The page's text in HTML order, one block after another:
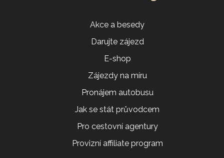
Akce a besedy
Darujte zájezd
E-shop
Zájezdy na míru
Pronájem autobusu
Jak se stát průvodcem
Pro cestovní agentury
Provizní affiliate program